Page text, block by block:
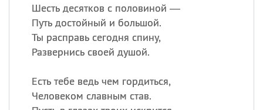
Шесть десятков с половиной —
Путь достойный и большой.
Ты расправь сегодня спину,
Развернись своей душой.
Есть тебе ведь чем гордиться,
Человеком славным став.